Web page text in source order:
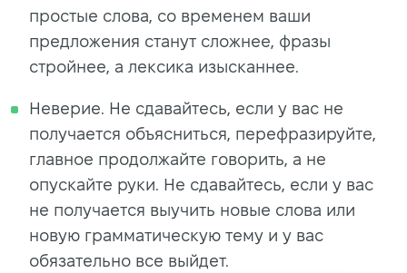
простые слова, со временем ваши
предложения станут сложнее, фразы
стройнее, а лексика изысканнее.
Неверие. Не сдавайтесь, если у вас не
получается объясниться, перефразируйте,
главное продолжайте говорить, а не
опускайте руки. Не сдавайтесь, если у вас
не получается выучить новые слова или
новую грамматическую тему и у вас
обязательно все выйдет.